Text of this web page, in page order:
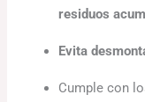
residuos
Evita
Cumple con